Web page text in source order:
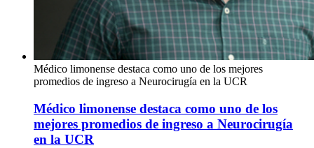
Médico limonense destaca como uno de los mejores
promedios de ingreso a Neurocirugía en la UCR
Médico limonense destaca como uno de los
mejores promedios de ingreso a Neurocirugía
en la UCR